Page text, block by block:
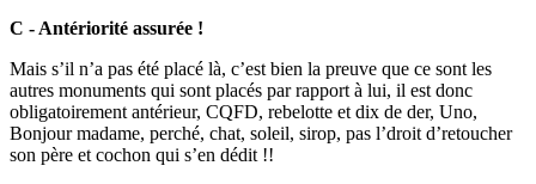
C - Antériorité assurée !
Mais s’il n’a pas été placé là, c’est bien la preuve que ce sont les
autres monuments qui sont placés par rapport à lui, il est donc
obligatoirement antérieur, CQFD, rebelotte et dix de der, Uno,
Bonjour madame, perché, chat, soleil, sirop, pas l’droit d’retoucher
son père et cochon qui s’en dédit !!